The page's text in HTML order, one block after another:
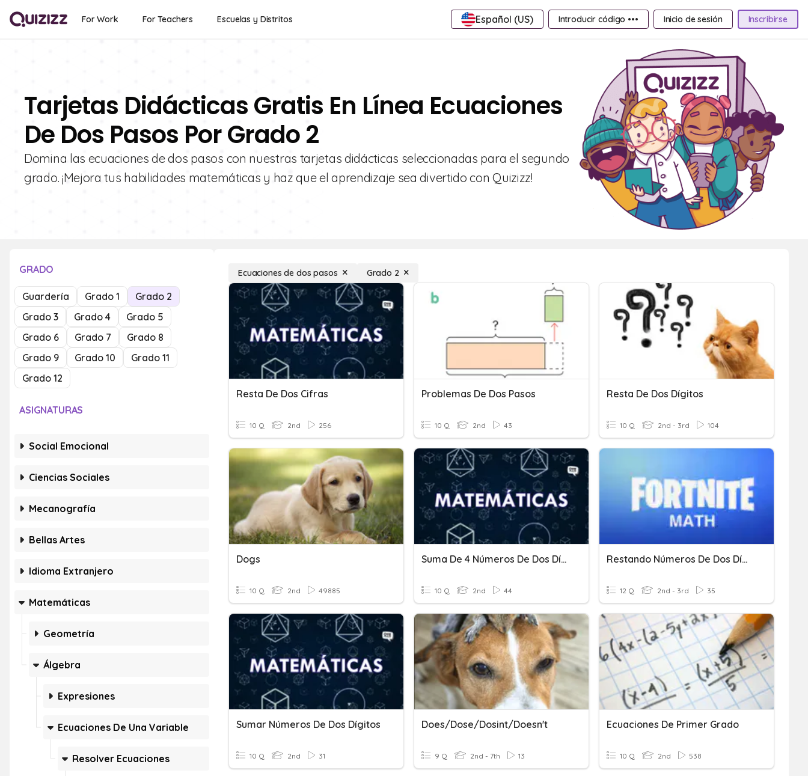
For Work For Teachers Escuelas y Distritos Español (US) Introducir código ••• Inicio de sesión Inscribirse
Tarjetas Didácticas Gratis En Línea Ecuaciones
De Dos Pasos Por Grado 2
Domina las ecuaciones de dos pasos con nuestras tarjetas didácticas seleccionadas para el segundo
grado. ¡Mejora tus habilidades matemáticas y haz que el aprendizaje sea divertido con Quizizz!
GRADO
Guardería Grado 1
Grado 2
Grado 3
Grado 4
Grado 5
Grado 6
Grado 7
Grado 8
Grado 9
Grado 10
Grado 11
Grado 12
ASIGNATURAS
Social Emocional
Ciencias Sociales
Mecanografía
Bellas Artes
Idioma Extranjero
Matemáticas
Geometría
Álgebra
Expresiones
Ecuaciones De Una Variable
Resolver Ecuaciones
Ecuaciones de dos pasos Grado 2
Resta De Dos Cifras
10 Q 2nd 256
Problemas De Dos Pasos
10 Q 2nd 43
Resta De Dos Dígitos
10 Q 2nd - 3rd 104
Dogs
10 Q 2nd 49885
Suma De 4 Números De Dos Dígitos
10 Q 2nd 44
Restando Números De Dos Dígitos
12 Q 2nd - 3rd 35
Sumar Números De Dos Dígitos
10 Q 2nd 31
Does/Dose/Dosint/Doesn't
9 Q 2nd - 7th 13
Ecuaciones De Primer Grado
10 Q 2nd 538